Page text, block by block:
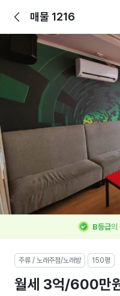
뒤로가기매물 1216
B등급의
주류 / 노래주점/노래방 150평
월세 3억/600만